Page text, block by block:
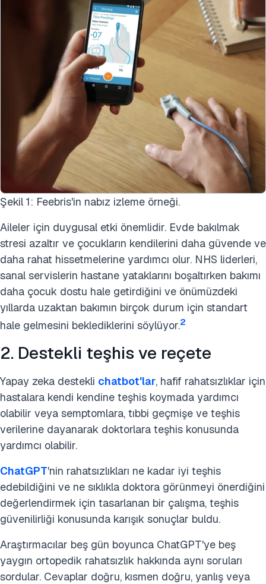
Şekil 1: Feebris'in nabız izleme örneği.
Aileler için duygusal etki önemlidir. Evde bakılmak
stresi azaltır ve çocukların kendilerini daha güvende ve
daha rahat hissetmelerine yardımcı olur. NHS liderleri,
sanal servislerin hastane yataklarını boşaltırken bakımı
daha çocuk dostu hale getirdiğini ve önümüzdeki
yıllarda uzaktan bakımın birçok durum için standart
hale gelmesini beklediklerini söylüyor.2
2. Destekli teşhis ve reçete
Yapay zeka destekli chatbot'lar, hafif rahatsızlıklar için
hastalara kendi kendine teşhis koymada yardımcı
olabilir veya semptomlara, tıbbi geçmişe ve teşhis
verilerine dayanarak doktorlara teşhis konusunda
yardımcı olabilir.
ChatGPT'nin rahatsızlıkları ne kadar iyi teşhis
edebildiğini ve ne sıklıkla doktora görünmeyi önerdiğini
değerlendirmek için tasarlanan bir çalışma, teşhis
güvenilirliği konusunda karışık sonuçlar buldu.
Araştırmacılar beş gün boyunca ChatGPT'ye beş
yaygın ortopedik rahatsızlık hakkında aynı soruları
sordular. Cevaplar doğru, kısmen doğru, yanlış veya